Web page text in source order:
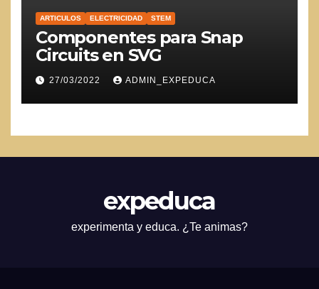
ARTICULOS ELECTRICIDAD STEM
Componentes para Snap
Circuits en SVG
27/03/2022 ADMIN_EXPEDUCA
expeduca
experimenta y educa. ¿Te animas?